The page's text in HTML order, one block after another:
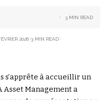
2026 3 MIN READ
3 MIN READ
s’apprête à accueillir un
Asset Management a